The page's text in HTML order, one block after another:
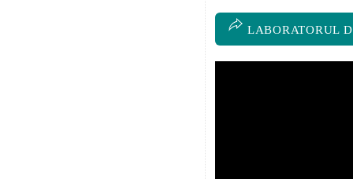
LABORATORUL